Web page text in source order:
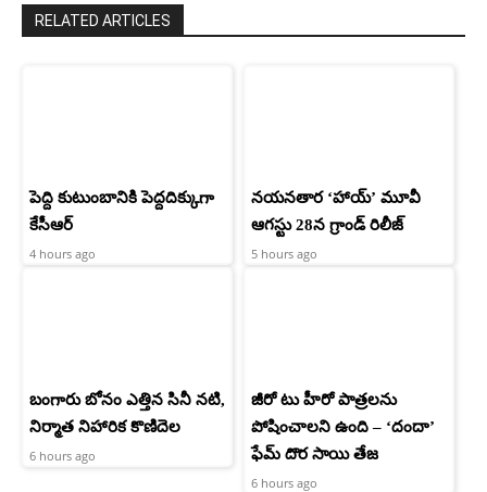
RELATED ARTICLES
పెద్ది కుటుంబానికి పెద్దదిక్కుగా
కేసీఆర్
4 hours ago
నయనతార ‘హాయ్’ మూవీ
ఆగస్టు 28న గ్రాండ్ రిలీజ్
5 hours ago
బంగారు బోనం ఎత్తిన సినీ నటి,
నిర్మాత నిహారిక కొణిదెల
6 hours ago
జీరో టు హీరో పాత్రలను
పోషించాలని ఉంది – ‘దందా’
ఫేమ్ దొర సాయి తేజ
6 hours ago